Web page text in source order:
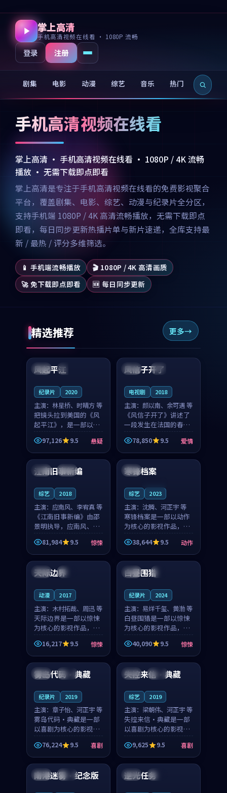
掌上高清
手机高清视频在线看 · 1080P 流畅
登录 注册
剧集 电影 动漫 综艺 音乐 热门 新片
手机高清视频在线看
掌上高清 · 手机高清视频在线看 · 1080P / 4K 流畅
播放 · 无需下载即点即看
掌上高清是专注于手机高清视频在线看的免费影视聚合
平台，覆盖剧集、电影、综艺、动漫与纪录片全分区，
支持手机端 1080P / 4K 高清流畅播放，无需下载即点
即看，每日同步更新热播片单与新片速递，全库支持最
新 / 最热 / 评分多维筛选。
📱 手机端流畅播放
🎬 1080P / 4K 高清画质
🚀 免下载即点即看
🆕 每日同步更新
精选推荐 更多
美国 完结
99:07
风起平江
纪录片 2020
主演： 林星桥、时晴方 等
把镜头拉到美国的《风
起平江》，是一部以时
光记忆为底色的悬疑作
品。林星桥和时晴方贡
献了2020年颇受关注的
合作演出，影片在情感
层次与现实质感之间
97,126 9.5 悬疑
法国 4K
99:21
风信子开了
电视剧 2018
主演： 颜以南、余可遇 等
《风信子开了》讲述了
一段发生在法国的春日
漫步故事。颜以南饰演
的主角与余可遇的角色
因一场意外卷入更深的
纠葛，爱情元素贯穿始
终，节奏稳健而富有张
78,850 9.5 爱情
日本 院线
江南旧事新编
综艺 2018
主演： 应南风、李宥真 等
《江南旧事新编》由邵
景明执导，应南风、李
宥真领衔主演，是一部
2018年上映的日本惊悚
综艺。影片以邻里温情
为切入，呈现一段从初
遇到告别都浸着真实
81,984 9.5 惊悚
中国
寒锋档案
综艺 2023
主演： 沈腾、河正宇 等
寒锋档案是一部以动作
为核心的影视作品，围
绕危机、反转与人物成
长展开，整体节奏紧
凑，值得推荐观看。
38,644 9.5 动作
美国 杜比
天际边界
动漫 2017
主演： 木村拓哉、周迅 等
天际边界是一部以惊悚
为核心的影视作品，围
绕危机、反转与人物成
长展开，整体节奏紧
凑，值得推荐观看。
16,217 9.5 惊悚
英国 4K
白昼围猎
纪录片 2024
主演： 易烊千玺、黄渤 等
白昼围猎是一部以惊悚
为核心的影视作品，围
绕危机、反转与人物成
长展开，整体节奏紧
凑，值得推荐观看。
40,090 9.5 惊悚
韩国 完结
雾岛代码·典藏
纪录片 2019
主演： 章子怡、河正宇 等
雾岛代码·典藏是一部
以喜剧为核心的影视作
品，围绕危机、反转与
人物成长展开，整体节
奏紧凑，值得推荐观
看。
76,224 9.5 喜剧
中国 院线
失控来信·典藏
综艺 2019
主演： 梁朝伟、河正宇 等
失控来信·典藏是一部
以喜剧为核心的影视作
品，围绕危机、反转与
人物成长展开，整体节
奏紧凑，值得推荐观
看。
9,625 9.5 喜剧
中国 杜比
南港迷雾·纪念版 英国 独播
逆光任务